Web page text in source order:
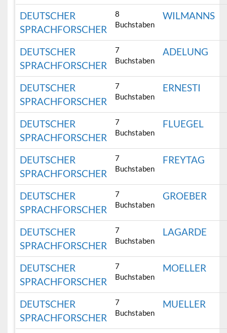
DEUTSCHER
SPRACHFORSCHER
8
Buchstaben
WILMANNS
DEUTSCHER
SPRACHFORSCHER
7
Buchstaben
ADELUNG
DEUTSCHER
SPRACHFORSCHER
7
Buchstaben
ERNESTI
DEUTSCHER
SPRACHFORSCHER
7
Buchstaben
FLUEGEL
DEUTSCHER
SPRACHFORSCHER
7
Buchstaben
FREYTAG
DEUTSCHER
SPRACHFORSCHER
7
Buchstaben
GROEBER
DEUTSCHER
SPRACHFORSCHER
7
Buchstaben
LAGARDE
DEUTSCHER
SPRACHFORSCHER
7
Buchstaben
MOELLER
DEUTSCHER
SPRACHFORSCHER
7
Buchstaben
MUELLER